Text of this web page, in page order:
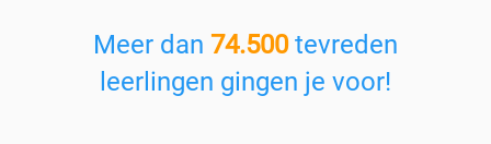
Meer dan 74.500tevreden
leerlingen gingen je voor!